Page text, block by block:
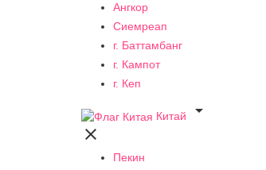
Ангкор
Сиемреап
г. Баттамбанг
г. Кампот
г. Кеп
Китай


Пекин